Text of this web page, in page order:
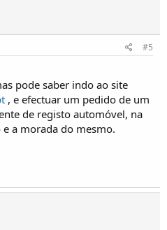
#5
pode saber indo ao site
, e efectuar um pedido de um
de registo automóvel, na
a morada do mesmo.